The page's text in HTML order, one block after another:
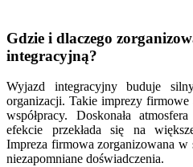
Gdzie i dlaczego
integracyjną?
Wyjazd integracyjny buduje
organizacji. Takie imprezy firmowe
współpracy. Doskonała
efekcie przekłada się na
Impreza firmowa zorganizowana
niezapomniane doświadczenia.